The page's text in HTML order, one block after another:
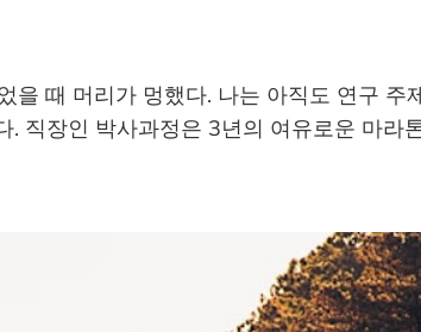
을 때 머리가 멍했다. 나는 아직도 연구 주
. 직장인 박사과정은 3년의 여유로운 마라